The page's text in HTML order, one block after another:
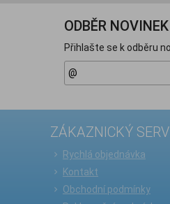
ODBĚR NOVINEK
Přihlašte se k odběru
ZÁKAZNICKÝ
Rychlá objednávka
Kontakt
Obchodní podmínky